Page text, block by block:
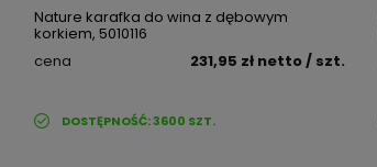
Nature karafka do wina z dębowym
korkiem, 5010116
cena
231,95 zł netto/ szt.
DOSTĘPNOŚĆ:3600 SZT.